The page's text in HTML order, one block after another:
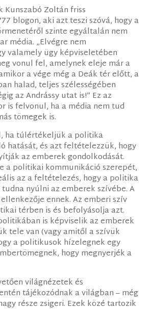
Kunszabó Zoltán friss
blogon, aki azt teszi szóvá, hogy a
szinte egyáltalán nem
média. „Elvégre nem
valamely ügy képviseletében
vonul fel, amelynek eleje már a
a vége még a Deák tér előtt, a
halad, teljes szélességében
az Andrássy utat is!” Ez az
is felvonul, ha a média nem tud
tömegek is.
ha túlértékeljük a politika
hatását, és azt feltételezzük, hogy
az emberek gondolkodását.
a politikai kommunikáció szerepét,
az a feltételezés, hogy a politika
nyúlni az emberek szívébe. A
ennek. Az emberi szív
térben is és befolyásolja azt.
is képviselik az emberek
tele van (vagy amitől a szívük
a politikusok hízelegnek egy
hogy megnyerjék a
világnézetek és
tájékozódnak a világban – még
része zsigeri. Ezek közé tartozik